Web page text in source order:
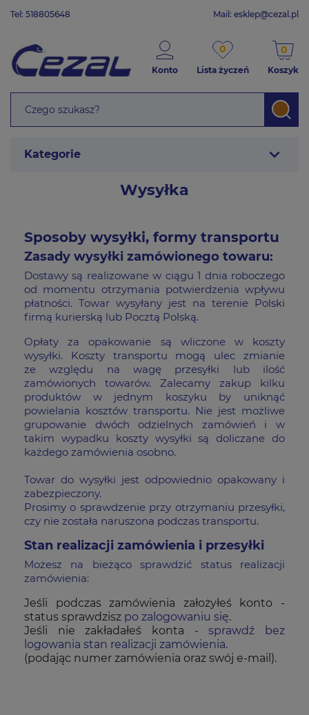
Tel: 518805648 Mail: esklep@cezal.pl
Konto
0
Lista życzeń
0
Koszyk
Kategorie expand_more
Wysyłka
Sposoby wysyłki, formy transportu
Zasady wysyłki zamówionego towaru:
Dostawy są realizowane w ciągu 1 dnia roboczego
od momentu otrzymania potwierdzenia wpływu
płatności. Towar wysyłany jest na terenie Polski
firmą kurierską lub Pocztą Polską.
Opłaty za opakowanie są wliczone w koszty
wysyłki. Koszty transportu mogą ulec zmianie
ze względu na wagę przesyłki lub ilość
zamówionych towarów. Zalecamy zakup kilku
produktów w jednym koszyku by uniknąć
powielania kosztów transportu. Nie jest możliwe
grupowanie dwóch odzielnych zamówień i w
takim wypadku koszty wysyłki są doliczane do
każdego zamówienia osobno.
Towar do wysyłki jest odpowiednio opakowany i
zabezpieczony.
Prosimy o sprawdzenie przy otrzymaniu przesyłki,
czy nie została naruszona podczas transportu.
Stan realizacji zamówienia i przesyłki
Możesz na bieżąco sprawdzić status realizacji
zamówienia:
Jeśli podczas zamówienia założyłeś konto -
status sprawdzisz po zalogowaniu się.
Jeśli nie zakładałeś konta -sprawdź bez
logowania stan realizacji zamówienia.
(podając numer zamówienia oraz swój e-mail).